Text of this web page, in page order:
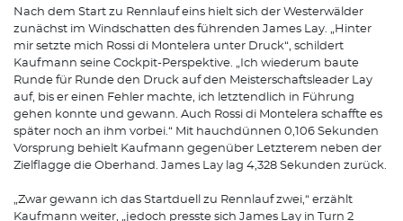
Nach dem Start zu Rennlauf eins hielt sich der Westerwälder
zunächst im Windschatten des führenden James Lay. „Hinter
mir setzte mich Rossi di Montelera unter Druck“, schildert
Kaufmann seine Cockpit-Perspektive. „Ich wiederum baute
Runde für Runde den Druck auf den Meisterschaftsleader Lay
auf, bis er einen Fehler machte, ich letztendlich in Führung
gehen konnte und gewann. Auch Rossi di Montelera schaffte es
später noch an ihm vorbei.“ Mit hauchdünnen 0,106 Sekunden
Vorsprung behielt Kaufmann gegenüber Letzterem neben der
Zielflagge die Oberhand. James Lay lag 4,328 Sekunden zurück.
„Zwar gewann ich das Startduell zu Rennlauf zwei,“ erzählt
Kaufmann weiter, „jedoch presste sich James Lay in Turn 2